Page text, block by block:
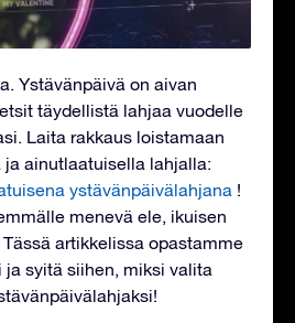
Ystävänpäivä on aivan
täydellistä lahjaa vuodelle
Laita rakkaus loistamaan
ja ainutlaatuisella lahjalla:
ystävänpäivälahjana !
menevä ele, ikuisen
artikkelissa opastamme
ja syitä siihen, miksi valita